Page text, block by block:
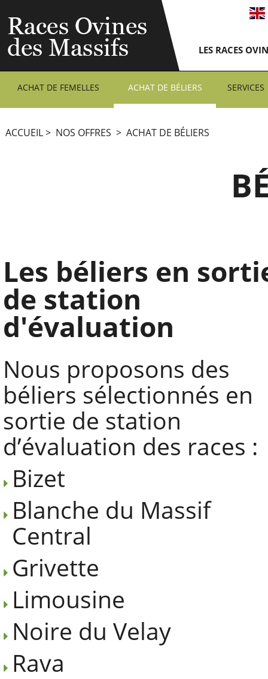
LES RACES
ACHAT DE FEMELLES ACHAT DE BÉLIERS SERVICES
ACCUEIL> NOS OFFRES > ACHAT DE BÉLIERS
Les béliers en
de station
d'évaluation
Nous proposons des
béliers sélectionnés en
sortie de station
d’évaluation des races :
Bizet
Blanche du Massif
Central
Grivette
Limousine
Noire du Velay
Rava